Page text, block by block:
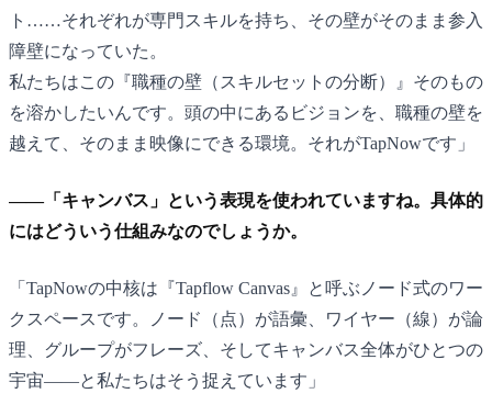
ト……それぞれが専門スキルを持ち、その壁がそのまま参入
障壁になっていた。
私たちはこの『職種の壁（スキルセットの分断）』そのもの
を溶かしたいんです。頭の中にあるビジョンを、職種の壁を
越えて、そのまま映像にできる環境。それがTapNowです」
——「キャンバス」という表現を使われていますね。具体的
にはどういう仕組みなのでしょうか。
「TapNowの中核は『Tapflow Canvas』と呼ぶノード式のワー
クスペースです。ノード（点）が語彙、ワイヤー（線）が論
理、グループがフレーズ、そしてキャンバス全体がひとつの
宇宙——と私たちはそう捉えています」